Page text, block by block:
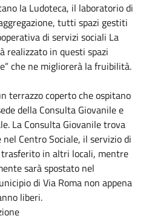
la Ludoteca, il laboratorio di
tutti spazi gestiti
di servizi sociali La
realizzato in questi spazi
che ne migliorerà la fruibilità.
terrazzo coperto che ospitano
della Consulta Giovanile e
La Consulta Giovanile trova
Centro Sociale, il servizio di
trasferito in altri locali, mentre
sarà spostato nel
di Via Roma non appena
liberi.